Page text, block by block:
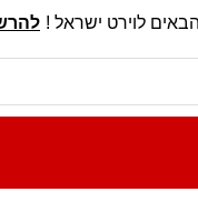
לוירט ישראל !